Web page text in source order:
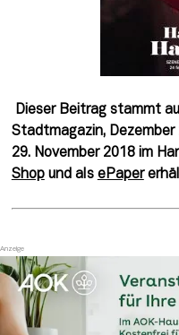
Dieser Beitrag stammt
Stadtmagazin,
29. November 2018 im
Shop und als ePaper